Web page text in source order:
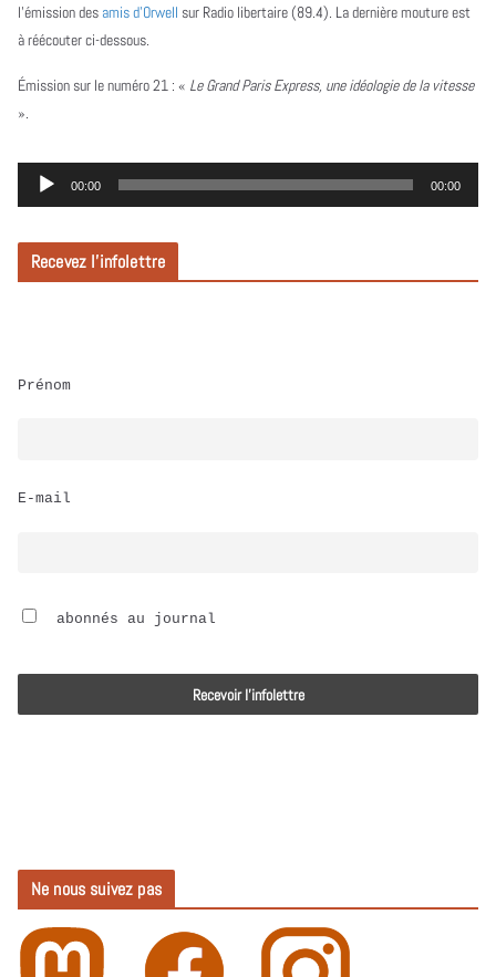
l’émission des amis d’Orwell sur Radio libertaire (89.4). La dernière mouture est
à réécouter ci-dessous.
Émission sur le numéro 21 : « Le Grand Paris Express, une idéologie de la vitesse
».
e
c
t
r
i
00:00 00:00
Recevez l’infolettre
Prénom
E-mail
abonnés au journal
Ne nous suivez pas